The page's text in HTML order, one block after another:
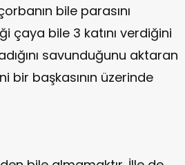
bile parasını
çaya bile 3 katını verdiğini
savunduğunu aktaran
bir başkasının üzerinde